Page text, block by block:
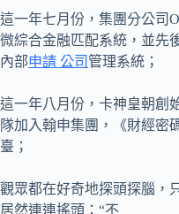
這一年七月份，集團分公司
微綜合金融匹配系統，並先
內部申請 公司 管理系統；
這一年八月份，卡神皇朝創
隊加入翰申集團，《財經密
臺；
觀眾都在好奇地探頭探腦，
居然連連搖頭：“不